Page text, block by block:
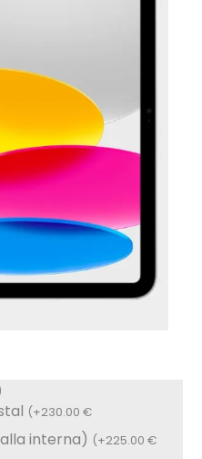
(+230.00€
interna) (+225.00€